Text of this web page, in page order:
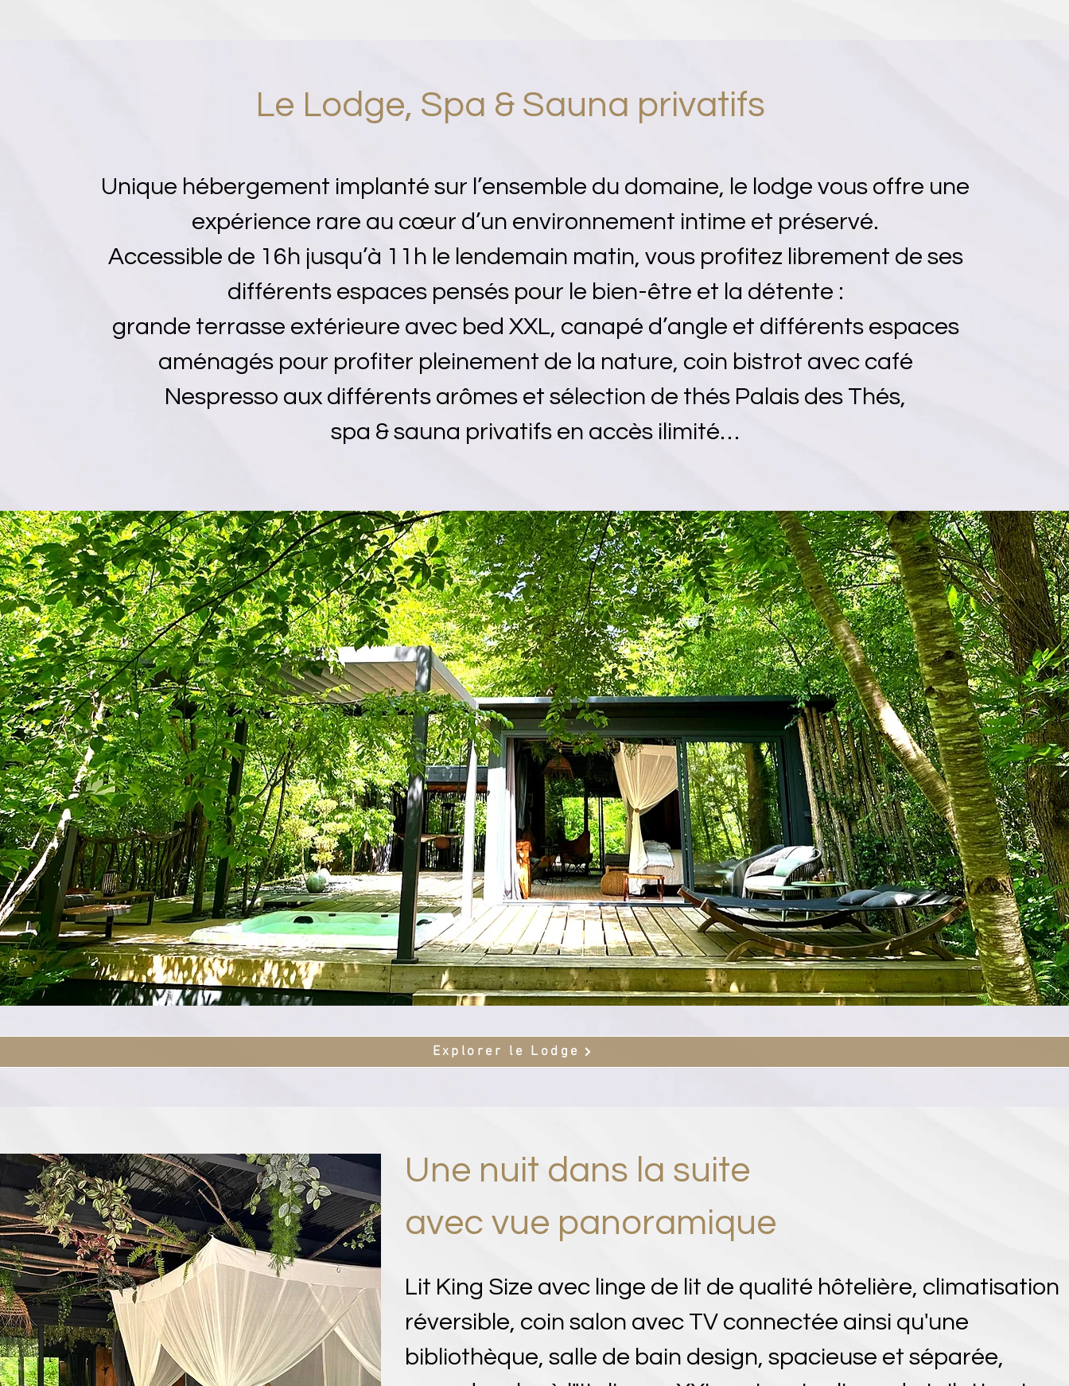
Le Lodge, Spa & Sauna privatifs
Unique hébergement implanté sur l’ensemble du domaine, le lodge vous offre une
expérience rare au cœur d’un environnement intime et préservé.
Accessible de 16h jusqu’à 11h le lendemain matin, vous profitez librement de ses
différents espaces pensés pour le bien-être et la détente :
grande terrasse extérieure avec bed XXL, canapé d’angle et différents espaces
aménagés pour profiter pleinement de la nature, coin bistrot avec café
Nespresso aux différents arômes et sélection de thés Palais des Thés,
spa & sauna privatifs en accès ilimité…
Explorer le Lodge
Une nuit dans la suite
avec vue panoramique
Lit King Size avec linge de lit de qualité hôtelière, climatisation
réversible, coin salon avec TV connectée ainsi qu'une
bibliothèque, salle de bain design, spacieuse et séparée,